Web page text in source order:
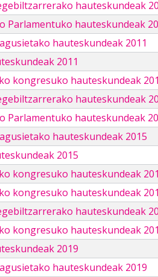
hauteskundeak
Parlamentuko hauteskundeak
hauteskundeak 2011
2011
kongresuko hauteskundeak
hauteskundeak
Parlamentuko hauteskundeak
hauteskundeak 2015
2015
kongresuko hauteskundeak
kongresuko hauteskundeak
hauteskundeak
kongresuko hauteskundeak
2019
hauteskundeak 2019